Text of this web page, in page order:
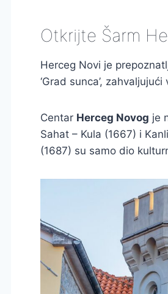
Otkrijte Šarm
Herceg Novi je
‘Grad sunca’,
Centar Herceg Novog je
Sahat – Kula (1667) i
(1687) su samo dio